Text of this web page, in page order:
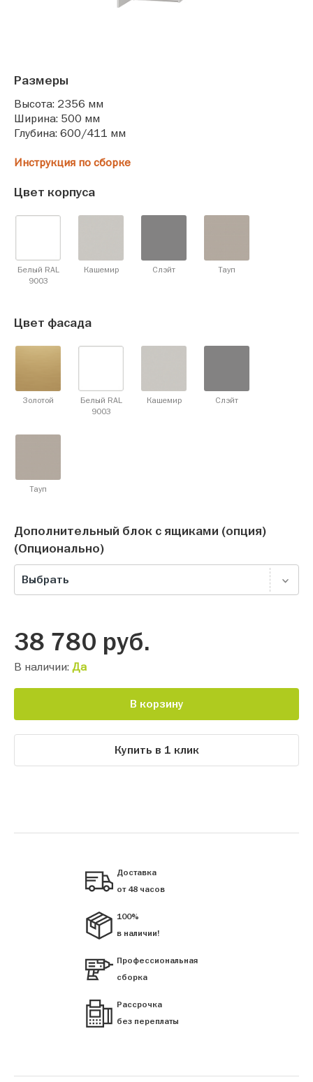
Размеры
Высота: 2356 мм
Ширина: 500 мм
Глубина: 600/411 мм
Инструкция по сборке
Цвет корпуса
Белый RAL
9003
Кашемир Слэйт Тауп
Цвет фасада
Золотой
Белый RAL
9003
Кашемир Слэйт
Тауп
Дополнительный блок с ящиками (опция)
(Опционально)
Выбрать
38 780 руб.
В наличии: Да
В корзину
Купить в 1 клик
Доставка
от 48 часов
100%
в наличии!
Профессиональная
сборка
Рассрочка
без переплаты